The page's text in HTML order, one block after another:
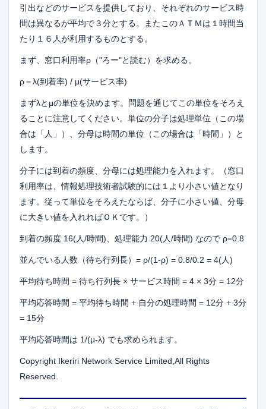
引出などのサービスを提供しており、それぞれのサービス時
間は異なるが平均で３分とする。またこのＡＴＭは１時間当
たり１６人が利用するものとする。
まず、窓口利用率ρ（"ろー"と読む）を求める。
ρ＝λ(到着率) / μ(サービス率)
まずλとμの単位を決めます。問題を通じてこの単位をそろえ
ることに注意してください。単位の分子は処理単位（この場
合は「人」）、分母は時間の単位（この場合は「時間」）と
します。
分子には到着の頻度、分母には処理能力を入れます。（窓口
利用率は、情報処理技術者試験的には１より小さい値となり
ます。従って単位をそろえたならば、分子に小さい値、分母
に大きい値を入れればＯＫです。）
到着の頻度 16(人/時間)、処理能力 20(人/時間) なので ρ=0.8
並んでいる人数（待ち行列長）= ρ/(1-ρ) = 0.8/0.2 = 4(人)
平均待ち時間 = 待ち行列長 × サービス時間 = 4 × 3分 = 12分
平均応答時間 = 平均待ち時間 + 自分の処理時間 = 12分 + 3分
= 15分
平均応答時間は 1/(μ-λ) でも求められます。
Copyright Ikeriri Network Service Limited,All Rights
Reserved.